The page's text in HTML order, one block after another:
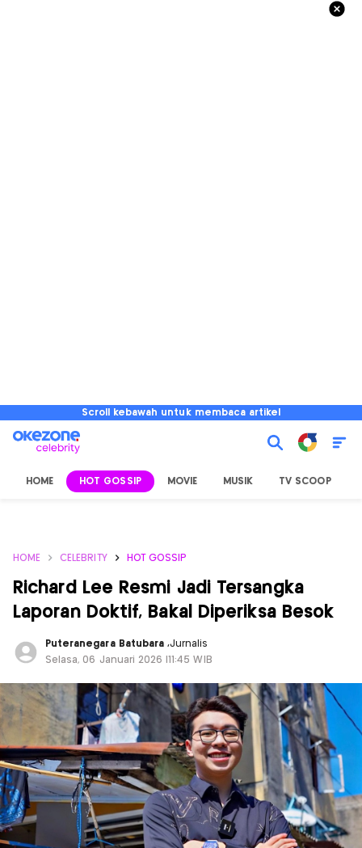
Scroll kebawah untuk membaca artikel
HOME HOT GOSSIP MOVIE MUSIK TV SCOOP
HOME CELEBRITY HOT GOSSIP
Richard Lee Resmi Jadi Tersangka
Laporan Doktif, Bakal Diperiksa Besok
Puteranegara Batubara,Jurnalis
Selasa, 06 Januari 2026 |11:45 WIB